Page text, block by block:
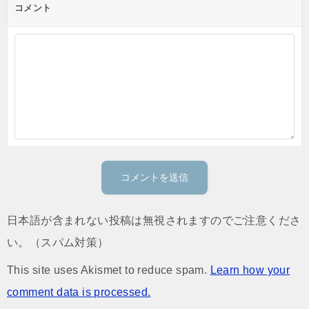
コメント
日本語が含まれない投稿は無視されますのでご注意くださ
い。（スパム対策）
This site uses Akismet to reduce spam. Learn how your
comment data is processed.